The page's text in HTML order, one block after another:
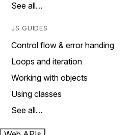
See all…
JS GUIDES
Control flow & error handing
Loops and iteration
Working with objects
Using classes
See all…